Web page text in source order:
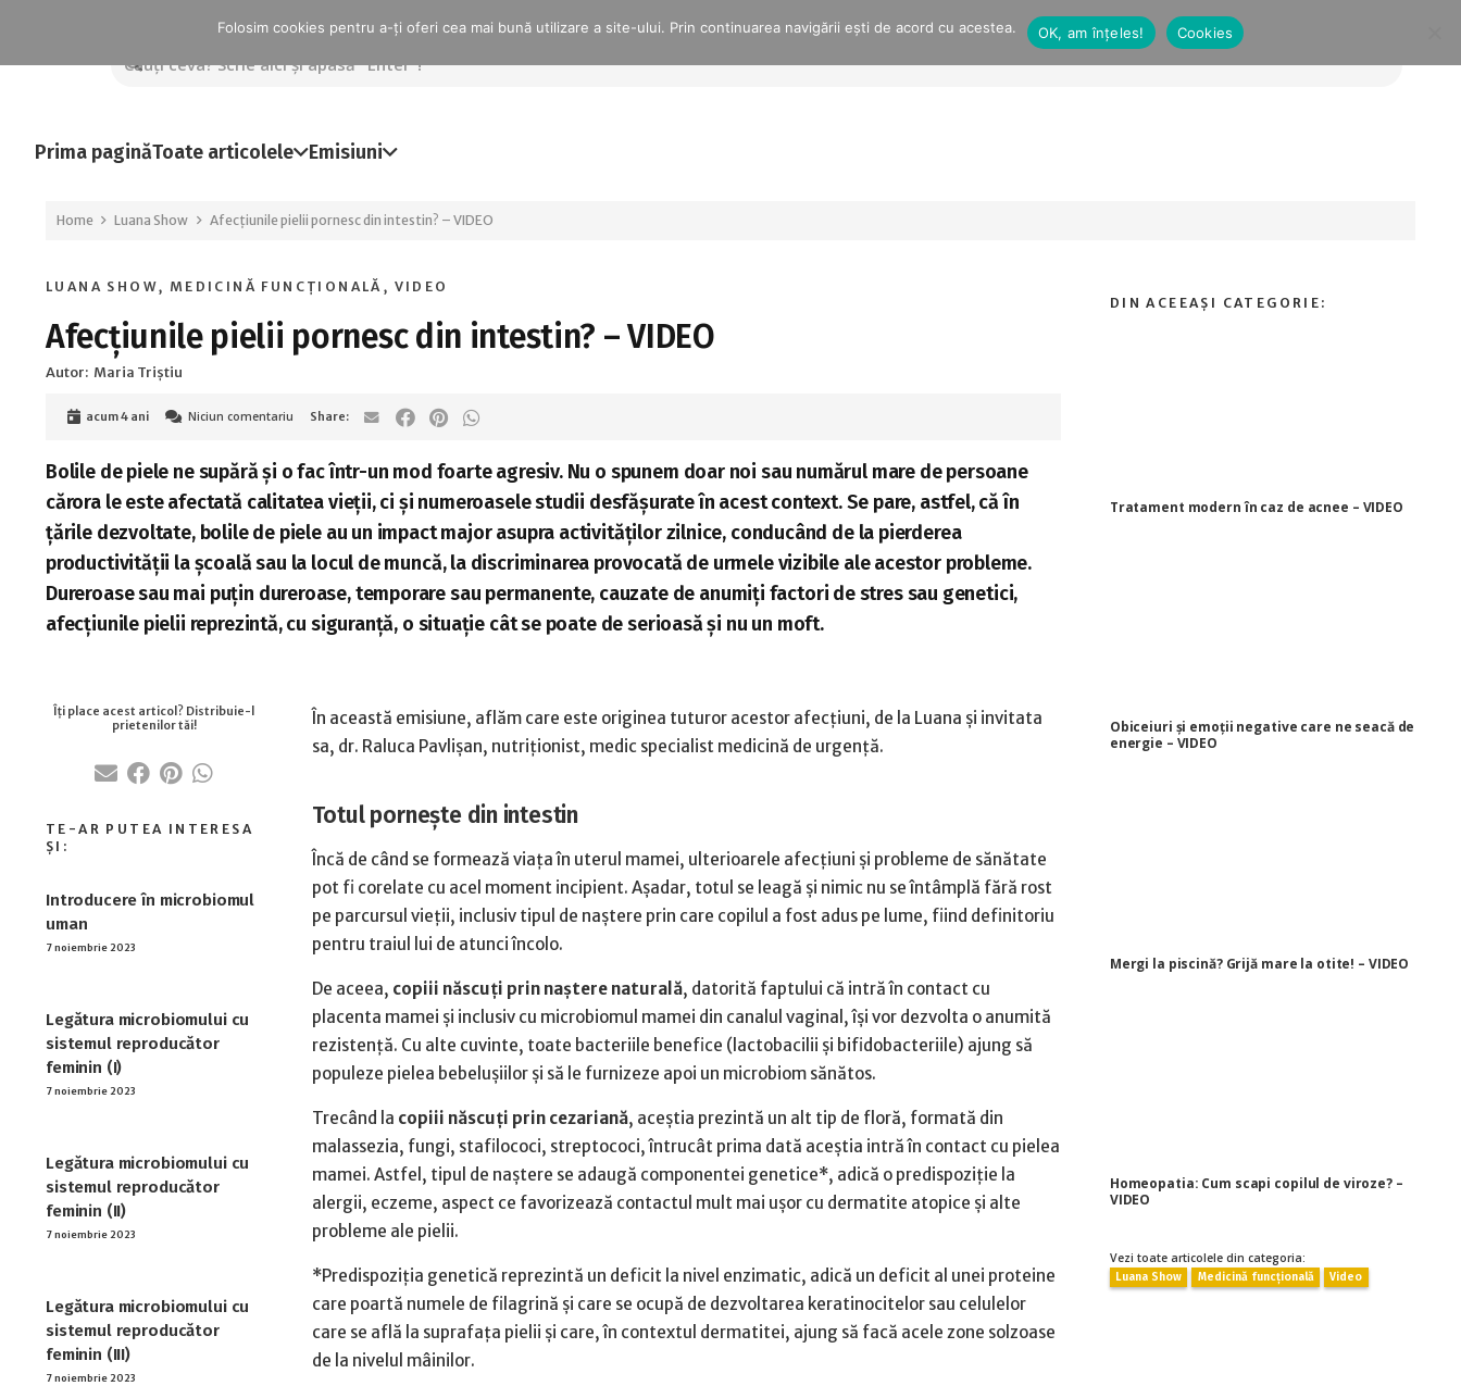
Prima paginăToate articolele Emisiuni
Home Luana Show Afecțiunile pielii pornesc din intestin? – VIDEO
LUANA SHOW, MEDICINĂ FUNCȚIONALĂ , VIDEO
Afecțiunile pielii pornesc din intestin? – VIDEO
Autor: Maria Triștiu
acum 4 ani Niciun comentariu
Bolile de piele ne supără și o fac într-un mod foarte agresiv. Nu o spunem doar noi sau numărul mare de persoane
cărora le este afectată calitatea vieții, ci și numeroasele studii desfășurate în acest context. Se pare, astfel, că în
țările dezvoltate, bolile de piele au un impact major asupra activităților zilnice, conducând de la pierderea
productivității la școală sau la locul de muncă, la discriminarea provocată de urmele vizibile ale acestor probleme.
Dureroase sau mai puțin dureroase, temporare sau permanente, cauzate de anumiți factori de stres sau genetici,
afecțiunile pielii reprezintă, cu siguranță, o situație cât se poate de serioasă și nu un moft.
Introducere în microbiomul
uman
7 noiembrie 2023
Legătura microbiomului cu
sistemul reproducător
feminin (I)
7 noiembrie 2023
Legătura microbiomului cu
sistemul reproducător
feminin (II)
7 noiembrie 2023
Legătura microbiomului cu
sistemul reproducător
feminin (III)
7 noiembrie 2023
În această emisiune, aflăm care este originea tuturor acestor afecțiuni, de la Luana și invitata
sa, dr. Raluca Pavlișan, nutriționist, medic specialist medicină de urgență.
Totul pornește din intestin
Încă de când se formează viața în uterul mamei, ulterioarele afecțiuni și probleme de sănătate
pot fi corelate cu acel moment incipient. Așadar, totul se leagă și nimic nu se întâmplă fără rost
pe parcursul vieții, inclusiv tipul de naștere prin care copilul a fost adus pe lume, fiind definitoriu
pentru traiul lui de atunci încolo.
De aceea, copiii născuți prin naștere naturală, datorită faptului că intră în contact cu
placenta mamei și inclusiv cu microbiomul mamei din canalul vaginal, își vor dezvolta o anumită
rezistență. Cu alte cuvinte, toate bacteriile benefice (lactobacilii și bifidobacteriile) ajung să
populeze pielea bebelușiilor și să le furnizeze apoi un microbiom sănătos.
Trecând la copiii născuți prin cezariană, aceștia prezintă un alt tip de floră, formată din
malassezia, fungi, stafilococi, streptococi, întrucât prima dată aceștia intră în contact cu pielea
mamei. Astfel, tipul de naștere se adaugă componentei genetice*, adică o predispoziție la
alergii, eczeme, aspect ce favorizează contactul mult mai ușor cu dermatite atopice și alte
probleme ale pielii.
*Predispoziția genetică reprezintă un deficit la nivel enzimatic, adică un deficit al unei proteine
care poartă numele de filagrină și care se ocupă de dezvoltarea keratinocitelor sau celulelor
care se află la suprafața pielii și care, în contextul dermatitei, ajung să facă acele zone solzoase
de la nivelul mâinilor.
Tratament modern în caz de acnee – VIDEO
Obiceiuri și emoții negative care ne seacă de
energie – VIDEO
Mergi la piscină? Grijă mare la otite! – VIDEO
Homeopatia: Cum scapi copilul de viroze? –
VIDEO
Vezi toate articolele din categoria:
Luana Show Medicină funcțională Video
Folosim cookies pentru a-ți oferi cea mai bună utilizare a site-ului. Prin continuarea navigării ești de acord cu acestea. OK, am înțeles! Cookies